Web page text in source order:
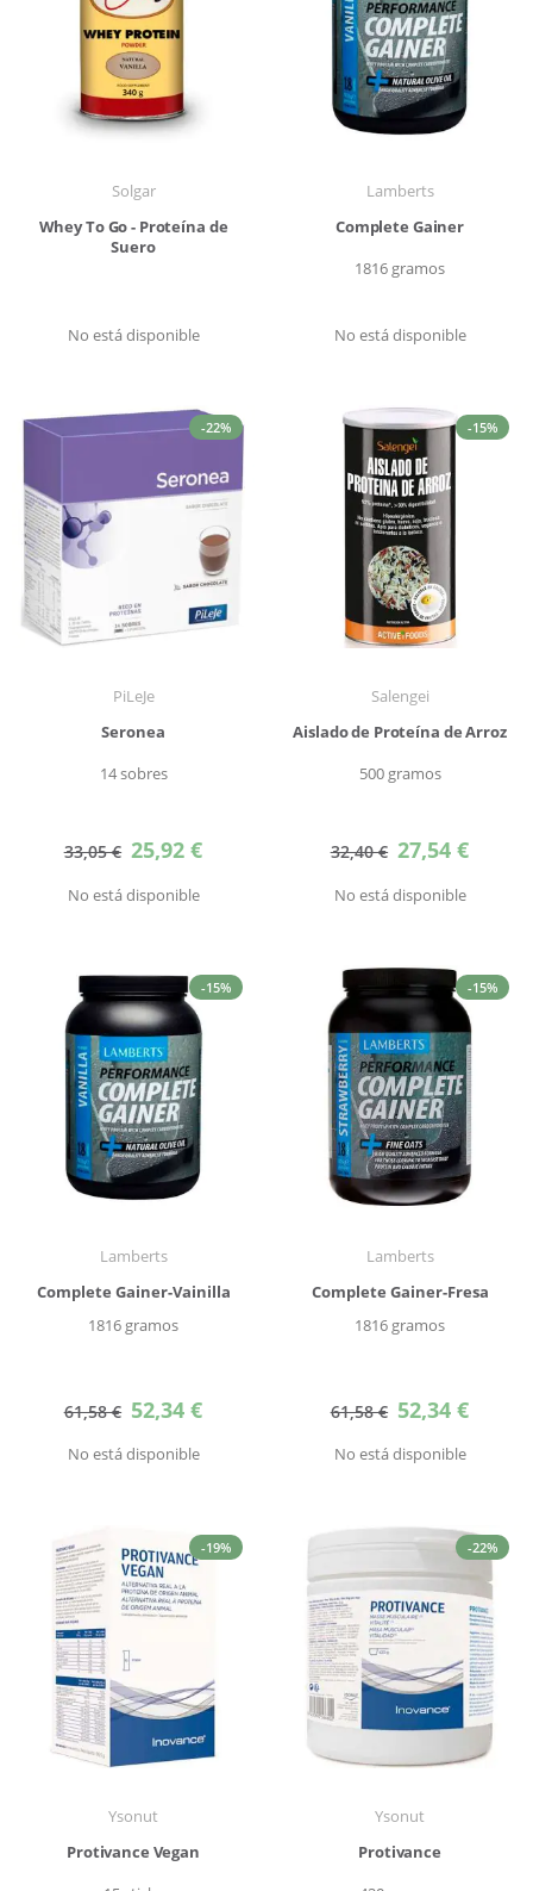
Solgar
Whey To Go - Proteína de
Suero
No está disponible
Lamberts
Complete Gainer
1816 gramos
No está disponible
-22%
PiLeJe
Seronea
14 sobres
33,05 € Precio
especial
25,92 €
No está disponible
-15%
Salengei
Aislado de Proteína de Arroz
500 gramos
32,40 € Precio
especial
27,54 €
No está disponible
-15%
Lamberts
Complete Gainer-Vainilla
1816 gramos
61,58 € Precio
especial
52,34 €
No está disponible
-15%
Lamberts
Complete Gainer-Fresa
1816 gramos
61,58 € Precio
especial
52,34 €
No está disponible
-19%
Ysonut
Protivance Vegan
-22%
Ysonut
Protivance